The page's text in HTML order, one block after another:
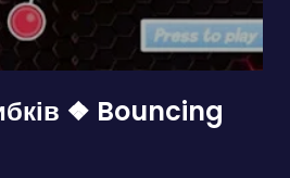
❖ Bouncing